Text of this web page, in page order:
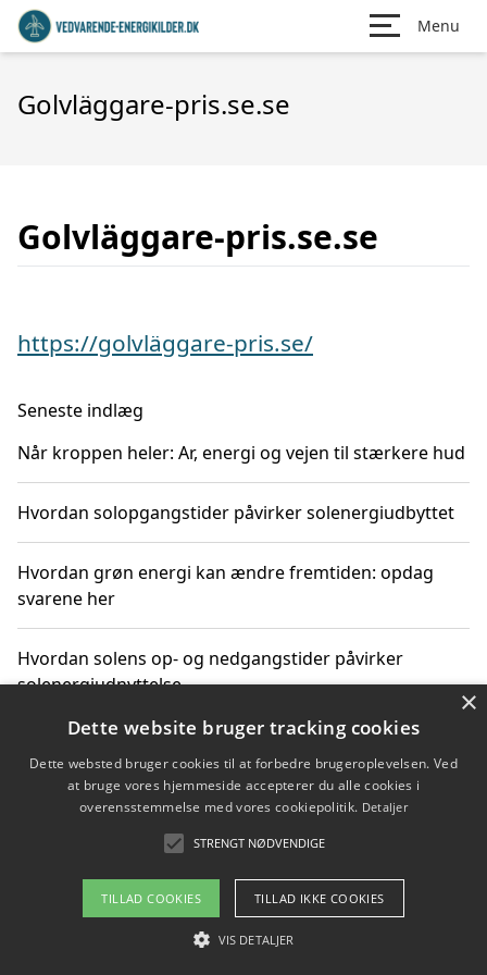
Menu
Golvläggare-pris.se.se
Golvläggare-pris.se.se
https://golvläggare-pris.se/
Seneste indlæg
Når kroppen heler: Ar, energi og vejen til stærkere hud
Hvordan solopgangstider påvirker solenergiudbyttet
Hvordan grøn energi kan ændre fremtiden: opdag
svarene her
Hvordan solens op- og nedgangstider påvirker
solenergiudnyttelse
Hvordan du får svar på energispørgsmål om
vedvarende energikilder
Om / kontakt
Blog Betingelser
×
Dette website bruger tracking cookies
Dette websted bruger cookies til at forbedre brugeroplevelsen. Ved
at bruge vores hjemmeside accepterer du alle cookies i
overensstemmelse med vores cookiepolitik. Detaljer
STRENGT NØDVENDIGE
TILLAD COOKIES TILLAD IKKE COOKIES
VIS DETALJER